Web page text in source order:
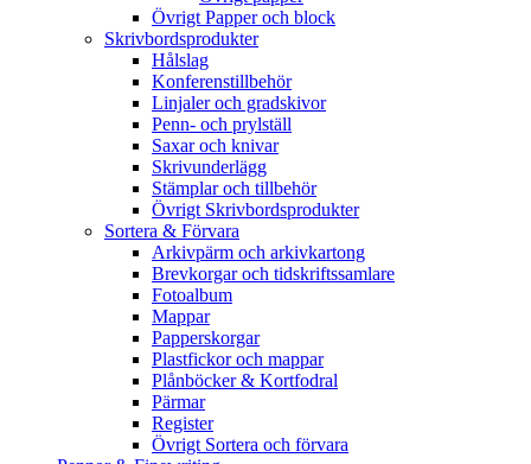
Övrigt Papper och block
Skrivbordsprodukter
Hålslag
Konferenstillbehör
Linjaler och gradskivor
Penn- och prylställ
Saxar och knivar
Skrivunderlägg
Stämplar och tillbehör
Övrigt Skrivbordsprodukter
Sortera & Förvara
Arkivpärm och arkivkartong
Brevkorgar och tidskriftssamlare
Fotoalbum
Mappar
Papperskorgar
Plastfickor och mappar
Plånböcker & Kortfodral
Pärmar
Register
Övrigt Sortera och förvara